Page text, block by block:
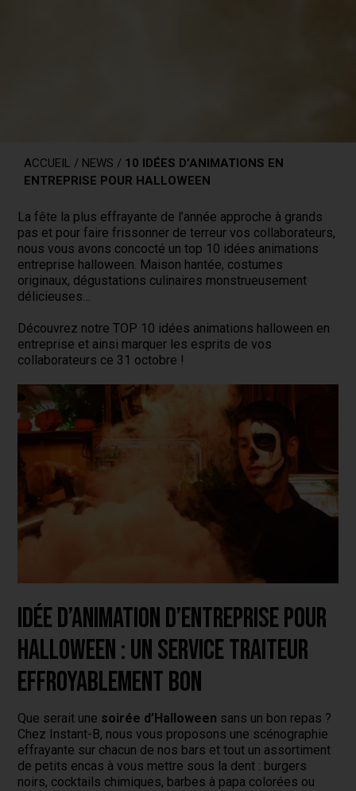
ACCUEIL / NEWS / 10 IDÉES D’ANIMATIONS EN
ENTREPRISE POUR HALLOWEEN
La fête la plus effrayante de l’année approche à grands
pas et pour faire frissonner de terreur vos collaborateurs,
nous vous avons concocté un top 10 idées animations
entreprise halloween. Maison hantée, costumes
originaux, dégustations culinaires monstrueusement
délicieuses…
Découvrez notre TOP 10 idées animations halloween en
entreprise et ainsi marquer les esprits de vos
collaborateurs ce 31 octobre !
Idée d’animation d’entreprise pour
Halloween : Un service traiteur
effroyablement bon
Que serait une soirée d’Halloween sans un bon repas ?
Chez Instant-B, nous vous proposons une scénographie
effrayante sur chacun de nos bars et tout un assortiment
de petits encas à vous mettre sous la dent : burgers
noirs, cocktails chimiques, barbes à papa colorées ou